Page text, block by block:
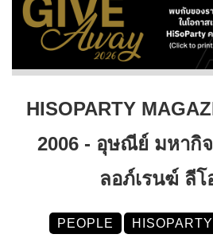
HISOPARTY
2006 - อุษณีย์ มหากิ
ลอภ์เรนฆ์ ลี
PEOPLE